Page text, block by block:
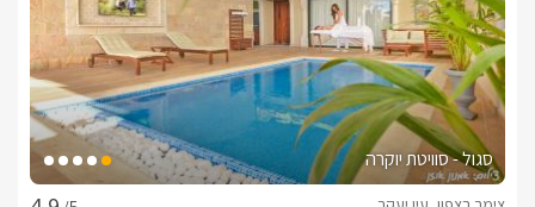
סגול - סוויטת יוקרה